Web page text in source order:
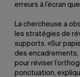
erreurs à l’écran
La chercheuse a
les stratégies de
supports. «Sur
des
pour réviser
ponctuation,